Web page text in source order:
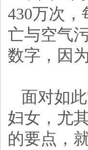
430万次
亡与空气
数字，因
面对如
妇女，尤
的要点，